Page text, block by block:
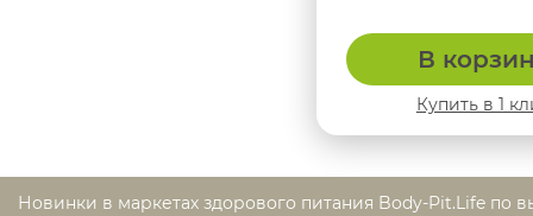
В
Купить в 1
Новинки в маркетах здорового питания Body-Pit.Life по